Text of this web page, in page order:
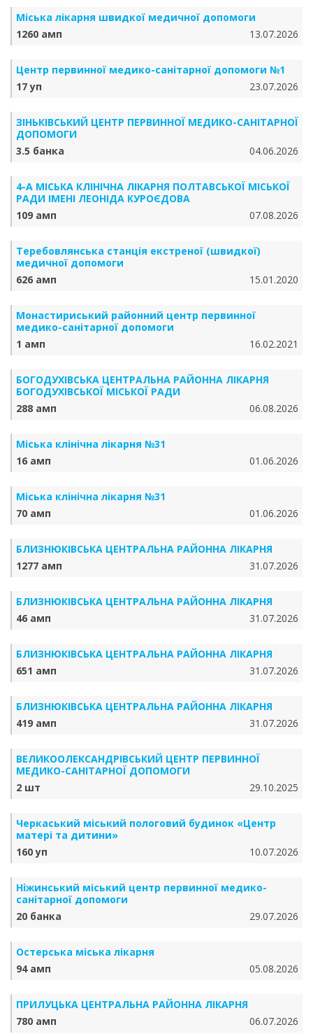
Міська лікарня швидкої медичної допомоги
1260 амп
13.07.2026
Центр первинної медико-санітарної допомоги №1
17 уп
23.07.2026
ЗІНЬКІВСЬКИЙ ЦЕНТР ПЕРВИННОЇ МЕДИКО-САНІТАРНОЇ
ДОПОМОГИ
3.5 банка
04.06.2026
4-А МІСЬКА КЛІНІЧНА ЛІКАРНЯ ПОЛТАВСЬКОЇ МІСЬКОЇ
РАДИ ІМЕНІ ЛЕОНІДА КУРОЄДОВА
109 амп
07.08.2026
Теребовлянська станція екстреної (швидкої)
медичної допомоги
626 амп
15.01.2020
Монастириський районний центр первинної
медико-санітарної допомоги
1 амп
16.02.2021
БОГОДУХІВСЬКА ЦЕНТРАЛЬНА РАЙОННА ЛІКАРНЯ
БОГОДУХІВСЬКОЇ МІСЬКОЇ РАДИ
288 амп
06.08.2026
Міська клінічна лікарня №31
16 амп
01.06.2026
Міська клінічна лікарня №31
70 амп
01.06.2026
БЛИЗНЮКІВСЬКА ЦЕНТРАЛЬНА РАЙОННА ЛІКАРНЯ
1277 амп
31.07.2026
БЛИЗНЮКІВСЬКА ЦЕНТРАЛЬНА РАЙОННА ЛІКАРНЯ
46 амп
31.07.2026
БЛИЗНЮКІВСЬКА ЦЕНТРАЛЬНА РАЙОННА ЛІКАРНЯ
651 амп
31.07.2026
БЛИЗНЮКІВСЬКА ЦЕНТРАЛЬНА РАЙОННА ЛІКАРНЯ
419 амп
31.07.2026
ВЕЛИКООЛЕКСАНДРІВСЬКИЙ ЦЕНТР ПЕРВИННОЇ
МЕДИКО-САНІТАРНОЇ ДОПОМОГИ
2 шт
29.10.2025
Черкаський міський пологовий будинок «Центр
матері та дитини»
160 уп
10.07.2026
Ніжинський міський центр первинної медико-
санітарної допомоги
20 банка
29.07.2026
Остерська міська лікарня
94 амп
05.08.2026
ПРИЛУЦЬКА ЦЕНТРАЛЬНА РАЙОННА ЛІКАРНЯ
780 амп
06.07.2026